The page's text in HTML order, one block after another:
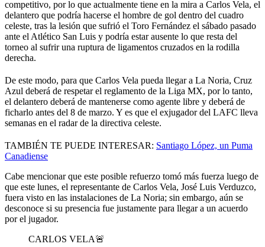
competitivo, por lo que actualmente tiene en la mira a Carlos Vela, el
delantero que podría hacerse el hombre de gol dentro del cuadro
celeste, tras la lesión que sufrió el Toro Fernández el sábado pasado
ante el Atlético San Luis y podría estar ausente lo que resta del
torneo al sufrir una ruptura de ligamentos cruzados en la rodilla
derecha.
De este modo, para que Carlos Vela pueda llegar a La Noria, Cruz
Azul deberá de respetar el reglamento de la Liga MX, por lo tanto,
el delantero deberá de mantenerse como agente libre y deberá de
ficharlo antes del 8 de marzo. Y es que el exjugador del LAFC lleva
semanas en el radar de la directiva celeste.
TAMBIÉN TE PUEDE INTERESAR: Santiago López, un Puma
Canadiense
Cabe mencionar que este posible refuerzo tomó más fuerza luego de
que este lunes, el representante de Carlos Vela, José Luis Verduzco,
fuera visto en las instalaciones de La Noria; sin embargo, aún se
desconoce si su presencia fue justamente para llegar a un acuerdo
por el jugador.
CARLOS VELA🚨